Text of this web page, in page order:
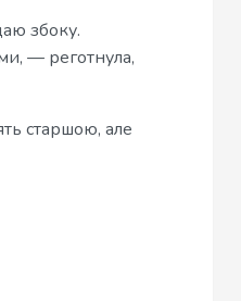
збоку.
— реготнула,
старшою, але